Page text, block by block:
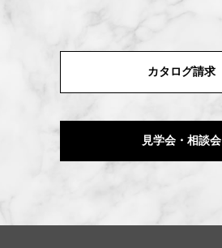
カタログ請求
見学会・相談会